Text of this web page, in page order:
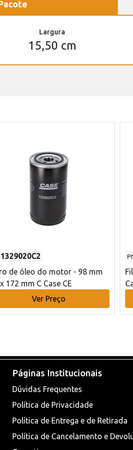
Largura
15,50 cm
1329020C2
de óleo do motor - 98 mm
172 mm C Case CE
Ver Preço
Páginas Institucionais
Dúvidas Frequentes
Política de Privacidade
Política de Entrega e de Retirada
Política de Cancelamento e